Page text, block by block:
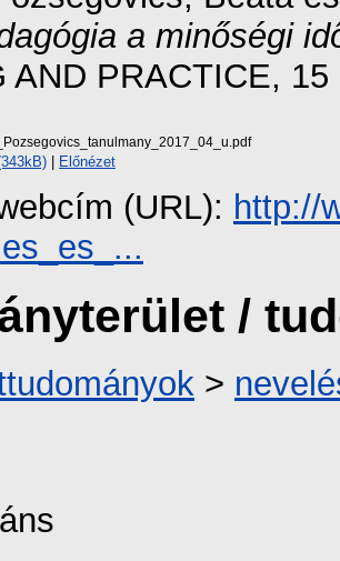
a minőségi
AND PRACTICE,
| Előnézet
(URL): http://
/
>